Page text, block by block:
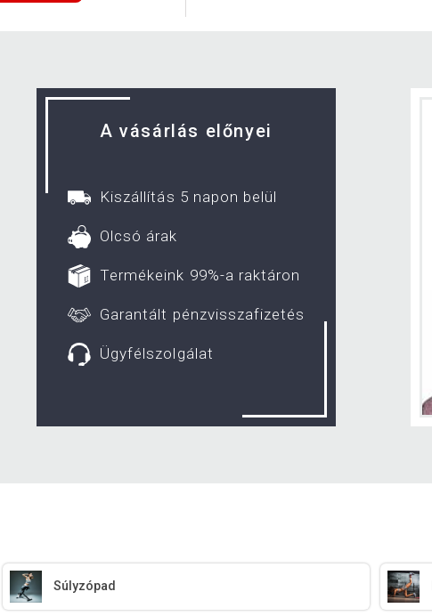
A vásárlás előnyei
Kiszállítás 5 napon belül
Olcsó árak
Termékeink 99%-a raktáron
Garantált pénzvisszafizetés
Ügyfélszolgálat
Súlyzópad